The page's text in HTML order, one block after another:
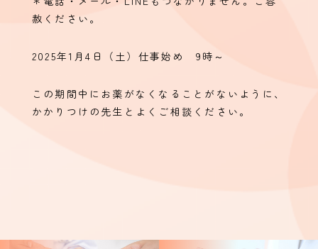
赦ください。
2025年1月4日（土）仕事始め 9時～
この期間中にお薬がなくなることがないように、
かかりつけの先生とよくご相談ください。